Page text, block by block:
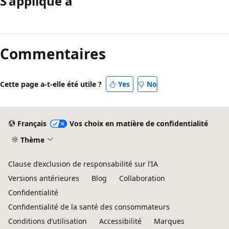
Commentaires
Cette page a-t-elle été utile ? Yes No
Français
Vos choix en matière de confidentialité
Thème
Clause d’exclusion de responsabilité sur l’IA
Versions antérieures
Blog
Collaboration
Confidentialité
Confidentialité de la santé des consommateurs
Conditions d’utilisation
Accessibilité Marques